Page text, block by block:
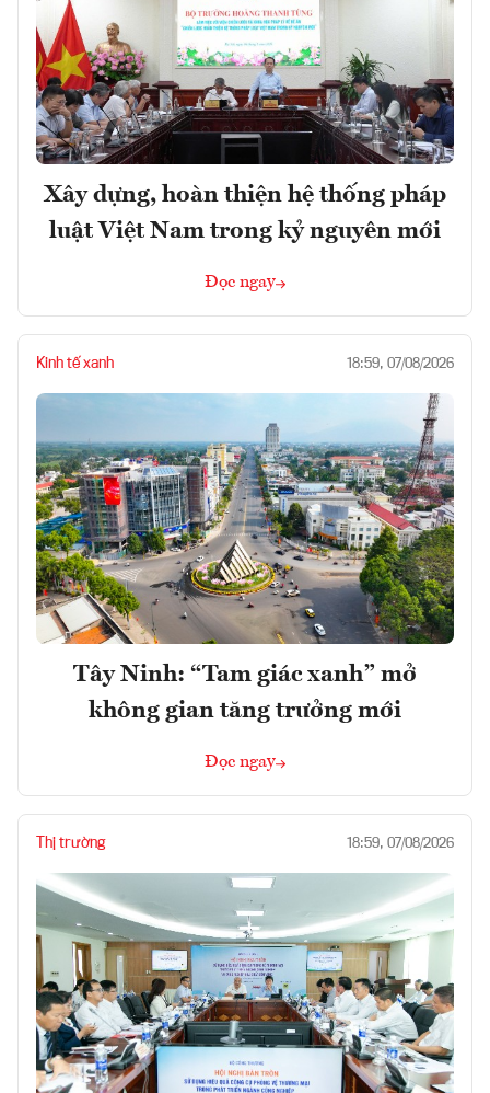
Xây dựng, hoàn thiện hệ thống pháp
luật Việt Nam trong kỷ nguyên mới
Đọc ngay
Kinh tế xanh 18:59, 07/08/2026
Tây Ninh: “Tam giác xanh” mở
không gian tăng trưởng mới
Đọc ngay
Thị trường 18:59, 07/08/2026